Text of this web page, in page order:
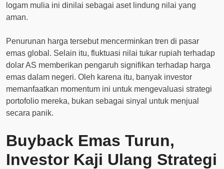
logam mulia ini dinilai sebagai aset lindung nilai yang
aman.
Penurunan harga tersebut mencerminkan tren di pasar
emas global. Selain itu, fluktuasi nilai tukar rupiah terhadap
dolar AS memberikan pengaruh signifikan terhadap harga
emas dalam negeri. Oleh karena itu, banyak investor
memanfaatkan momentum ini untuk mengevaluasi strategi
portofolio mereka, bukan sebagai sinyal untuk menjual
secara panik.
Buyback Emas Turun,
Investor Kaji Ulang Strategi